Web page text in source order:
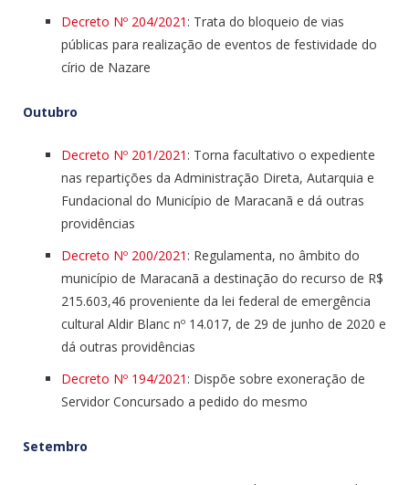
Decreto Nº 204/2021 : Trata do bloqueio de vias
públicas para realização de eventos de festividade do
círio de Nazare
Outubro
Decreto Nº 201/2021 : Torna facultativo o expediente
nas repartições da Administração Direta, Autarquia e
Fundacional do Município de Maracanã e dá outras
providências
Decreto Nº 200/2021 : Regulamenta, no âmbito do
município de Maracanã a destinação do recurso de R$
215.603,46 proveniente da lei federal de emergência
cultural Aldir Blanc nº 14.017, de 29 de junho de 2020 e
dá outras providências
Decreto Nº 194/2021 : Dispõe sobre exoneração de
Servidor Concursado a pedido do mesmo
Setembro